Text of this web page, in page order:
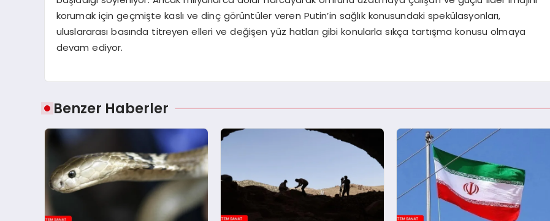
korumak için geçmişte kaslı ve dinç görüntüler veren Putin’in sağlık konusundaki spekülasyonları,
uluslararası basında titreyen elleri ve değişen yüz hatları gibi konularla sıkça tartışma konusu olmaya
devam ediyor.
Benzer Haberler